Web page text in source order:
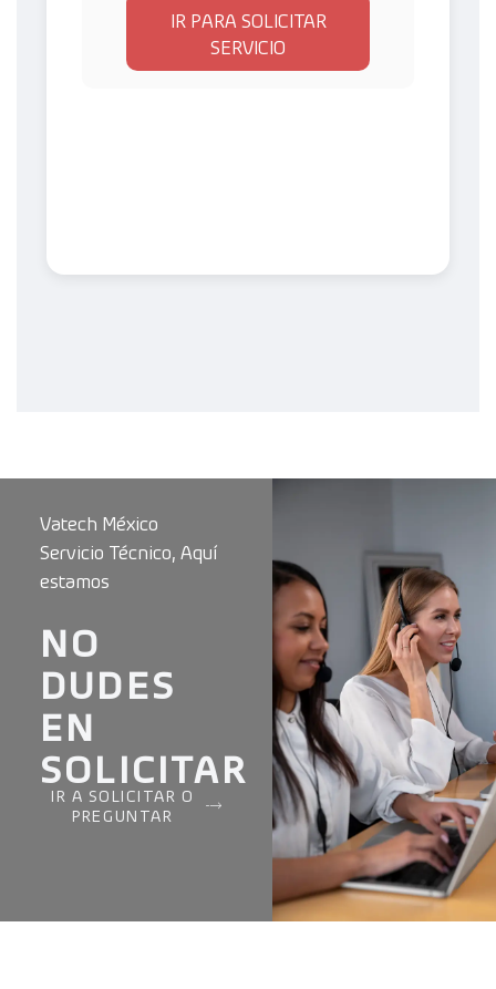
IR PARA SOLICITAR
SERVICIO
Vatech México
Servicio Técnico, Aquí
estamos
NO
DUDES
EN
SOLICITAR
IR A SOLICITAR O
PREGUNTAR